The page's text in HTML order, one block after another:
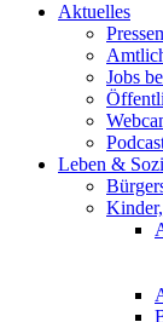
Aktuelles
Jobs
Leben &